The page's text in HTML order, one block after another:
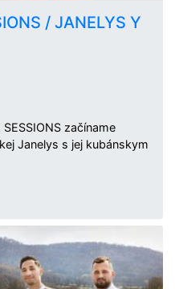
/ JANELYS Y
začíname
Janelys s jej kubánskym